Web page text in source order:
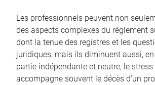
Les professionnels peuvent non
des aspects complexes du règlement
dont la tenue des registres et les
juridiques, mais ils diminuent aussi,
partie indépendante et neutre, le stress
accompagne souvent le décès d’un